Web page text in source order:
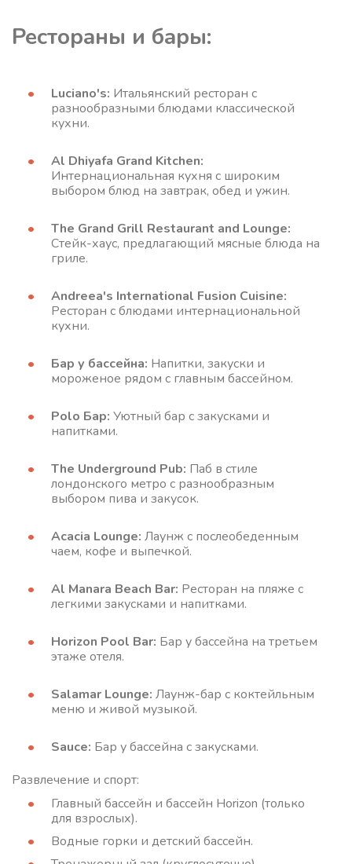
Рестораны и бары:
Luciano's: Итальянский ресторан с
разнообразными блюдами классической
кухни.
Al Dhiyafa Grand Kitchen:
Интернациональная кухня с широким
выбором блюд на завтрак, обед и ужин.
The Grand Grill Restaurant and Lounge:
Стейк-хаус, предлагающий мясные блюда на
гриле.
Andreea's International Fusion Cuisine:
Ресторан с блюдами интернациональной
кухни.
Бар у бассейна: Напитки, закуски и
мороженое рядом с главным бассейном.
Polo Бар: Уютный бар с закусками и
напитками.
The Underground Pub: Паб в стиле
лондонского метро с разнообразным
выбором пива и закусок.
Acacia Lounge: Лаунж с послеобеденным
чаем, кофе и выпечкой.
Al Manara Beach Bar: Ресторан на пляже с
легкими закусками и напитками.
Horizon Pool Bar: Бар у бассейна на третьем
этаже отеля.
Salamar Lounge: Лаунж-бар с коктейльным
меню и живой музыкой.
Sauce: Бар у бассейна с закусками.
Развлечение и спорт:
Главный бассейн и бассейн Horizon (только
для взрослых).
Водные горки и детский бассейн.